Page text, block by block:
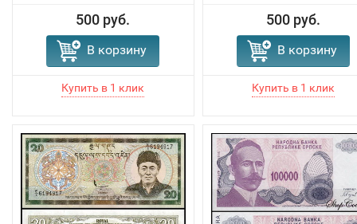
500 руб.
В корзину
500 руб.
В корзину